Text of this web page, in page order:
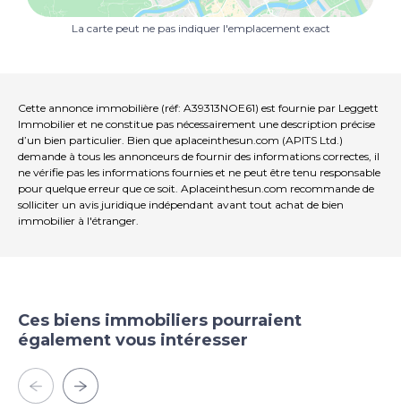
La carte peut ne pas indiquer l'emplacement exact
Cette annonce immobilière (réf: A39313NOE61) est fournie par Leggett
Immobilier et ne constitue pas nécessairement une description précise
d’un bien particulier. Bien que aplaceinthesun.com (APITS Ltd.)
demande à tous les annonceurs de fournir des informations correctes, il
ne vérifie pas les informations fournies et ne peut être tenu responsable
pour quelque erreur que ce soit. Aplaceinthesun.com recommande de
solliciter un avis juridique indépendant avant tout achat de bien
immobilier à l'étranger.
Ces biens immobiliers pourraient
également vous intéresser